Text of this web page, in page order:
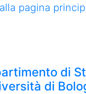
pagina
di
di